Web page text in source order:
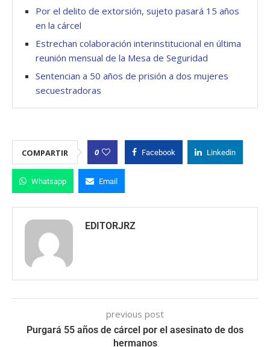
Por el delito de extorsión, sujeto pasará 15 años
en la cárcel
Estrechan colaboración interinstitucional en última
reunión mensual de la Mesa de Seguridad
Sentencian a 50 años de prisión a dos mujeres
secuestradoras
COMPARTIR 0 Facebook Linkedin
Whatsapp Email
EDITORJRZ
previous post
Purgará 55 años de cárcel por el asesinato de dos
hermanos